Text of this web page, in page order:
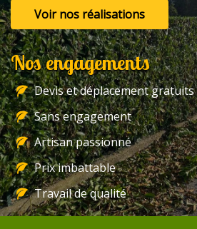
Voir nos réalisations
Nos engagements
Devis et déplacement gratuits
Sans engagement
Artisan passionné
Prix imbattable
Travail de qualité